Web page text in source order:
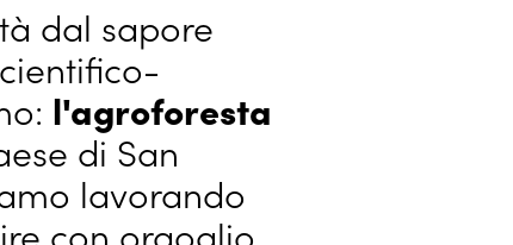
dal sapore
l'agroforesta
di San
lavorando
con orgoglio